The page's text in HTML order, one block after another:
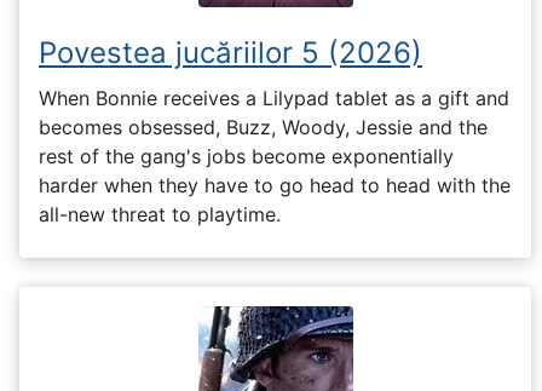
Povestea jucăriilor 5 (2026)
When Bonnie receives a Lilypad tablet as a gift and
becomes obsessed, Buzz, Woody, Jessie and the
rest of the gang's jobs become exponentially
harder when they have to go head to head with the
all-new threat to playtime.